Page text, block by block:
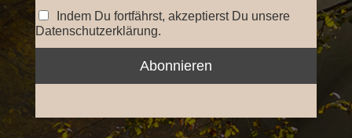
Indem Du fortfährst, akzeptierst Du unsere
Datenschutzerklärung.